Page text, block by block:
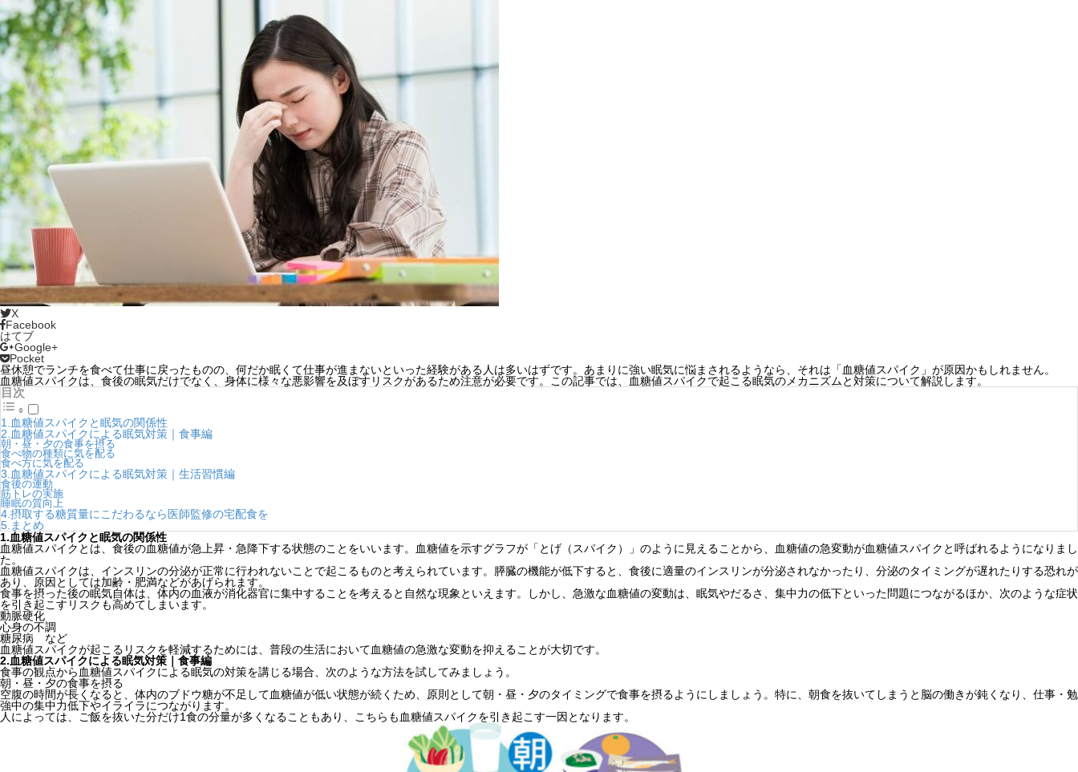
X
Facebook
はてブ
Google+
Pocket
昼休憩でランチを食べて仕事に戻ったものの、何だか眠くて仕事が進まないといった経験がある人は多いはずです。あまりに強い眠気に悩まされるようなら、それは「血糖値スパイク」が原因かもしれません。
血糖値スパイクは、食後の眠気だけでなく、身体に様々な悪影響を及ぼすリスクがあるため注意が必要です。この記事では、血糖値スパイクで起こる眠気のメカニズムと対策について解説します。
目次
1.血糖値スパイクと眠気の関係性
2.血糖値スパイクによる眠気対策｜食事編
朝・昼・夕の食事を摂る
食べ物の種類に気を配る
食べ方に気を配る
3.血糖値スパイクによる眠気対策｜生活習慣編
食後の運動
筋トレの実施
睡眠の質向上
4.摂取する糖質量にこだわるなら医師監修の宅配食を
5.まとめ
1.血糖値スパイクと眠気の関係性
血糖値スパイクとは、食後の血糖値が急上昇・急降下する状態のことをいいます。血糖値を示すグラフが「とげ（スパイク）」のように見えることから、血糖値の急変動が血糖値スパイクと呼ばれるようになりまし
た。
血糖値スパイクは、インスリンの分泌が正常に行われないことで起こるものと考えられています。膵臓の機能が低下すると、食後に適量のインスリンが分泌されなかったり、分泌のタイミングが遅れたりする恐れが
あり、原因としては加齢・肥満などがあげられます。
食事を摂った後の眠気自体は、体内の血液が消化器官に集中することを考えると自然な現象といえます。しかし、急激な血糖値の変動は、眠気やだるさ、集中力の低下といった問題につながるほか、次のような症状
を引き起こすリスクも高めてしまいます。
動脈硬化
心身の不調
糖尿病 など
血糖値スパイクが起こるリスクを軽減するためには、普段の生活において血糖値の急激な変動を抑えることが大切です。
2.血糖値スパイクによる眠気対策｜食事編
食事の観点から血糖値スパイクによる眠気の対策を講じる場合、次のような方法を試してみましょう。
朝・昼・夕の食事を摂る
空腹の時間が長くなると、体内のブドウ糖が不足して血糖値が低い状態が続くため、原則として朝・昼・夕のタイミングで食事を摂るようにしましょう。特に、朝食を抜いてしまうと脳の働きが鈍くなり、仕事・勉
強中の集中力低下やイライラにつながります。
人によっては、ご飯を抜いた分だけ1食の分量が多くなることもあり、こちらも血糖値スパイクを引き起こす一因となります。